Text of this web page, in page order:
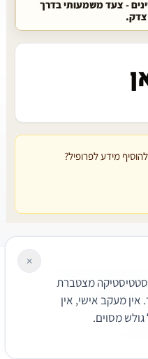
- צעד משמעותי בדרך
מידע לפרופיל?
קשר נגישותפרטיות
מצטברת
מעקב אישי, אין
גולש מסוים.
×